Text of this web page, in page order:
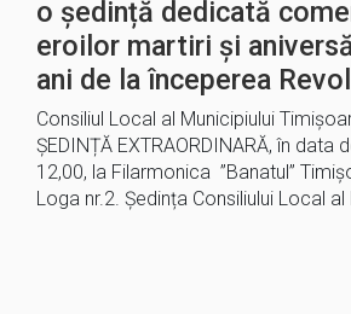
o ședință dedicată
eroilor martiri și
ani de la începerea
Consiliul Local al Municipiului
ȘEDINȚĂ EXTRAORDINARĂ, în data
12,00, la Filarmonica ”Banatul”
Loga nr.2. Ședința Consiliului Local al